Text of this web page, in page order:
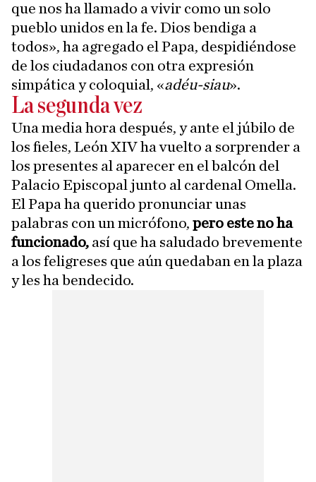
que nos ha llamado a vivir como un solo
pueblo unidos en la fe. Dios bendiga a
todos», ha agregado el Papa, despidiéndose
de los ciudadanos con otra expresión
simpática y coloquial, «adéu-siau».
La segunda vez
Una media hora después, y ante el júbilo de
los fieles, León XIV ha vuelto a sorprender a
los presentes al aparecer en el balcón del
Palacio Episcopal junto al cardenal Omella.
El Papa ha querido pronunciar unas
palabras con un micrófono, pero este no ha
funcionado, así que ha saludado brevemente
a los feligreses que aún quedaban en la plaza
y les ha bendecido.